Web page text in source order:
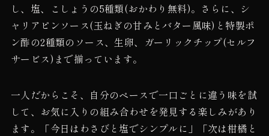
し、塩、こしょうの5種類(おかわり無料)。さらに、シ
ャリアピンソース(玉ねぎの甘みとバター風味)と特製ポ
ン酢の2種類のソース、生卵、ガーリックチップ(セルフ
サービス)まで揃っています。
一人だからこそ、自分のペースで一口ごとに違う味を試
して、お気に入りの組み合わせを発見する楽しみがあり
ます。「今日はわさびと塩でシンプルに」「次は柑橘と